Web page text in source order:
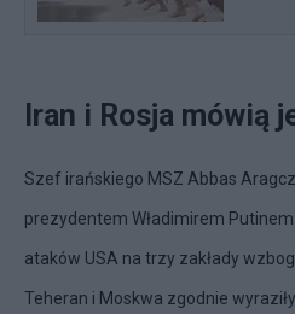
Iran i Rosja mówią
Szef irańskiego MSZ Abbas
prezydentem Władimirem
ataków USA na trzy zakłady
Teheran i Moskwa zgodnie